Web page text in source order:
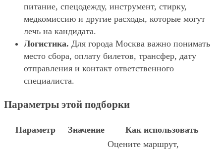
питание, спецодежду, инструмент, стирку,
медкомиссию и другие расходы, которые могут
лечь на кандидата.
Логистика. Для города Москва важно понимать
место сбора, оплату билетов, трансфер, дату
отправления и контакт ответственного
специалиста.
Параметры этой подборки
Параметр Значение Как использовать
Оцените маршрут,